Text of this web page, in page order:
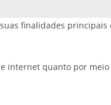
finalidades
quanto por